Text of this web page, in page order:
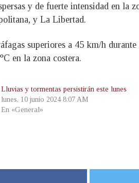
y de fuerte intensidad en la
y La Libertad.
superiores a 45 km/h
en la zona costera.
Lluvias y tormentas persistirán este lunes
lunes, 10 junio 2024 8:07 AM
En «General»